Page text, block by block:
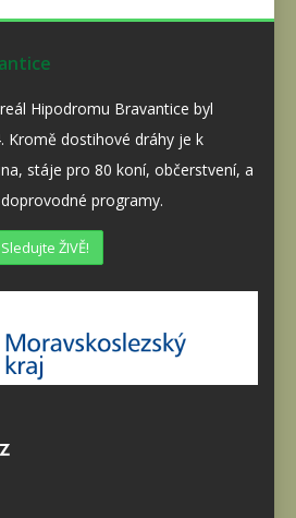
Hipodromu Bravantice byl
Kromě dostihové dráhy je k
stáje pro 80 koní, občerstvení, a
programy.
Sledujte ŽIVĚ!